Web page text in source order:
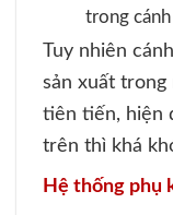
trong
Tuy nhiên
sản xuất trong
tiên tiến, hiện
trên thì khá
Hệ thống phụ